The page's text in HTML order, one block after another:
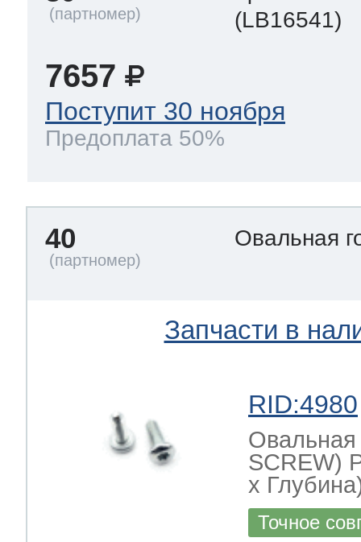
(LB16541)
7657
Поступит 30 ноября
Предоплата 50%
40 Овальная
Запчасти в
RID:4980
Овальная
SCREW)
х
Точное